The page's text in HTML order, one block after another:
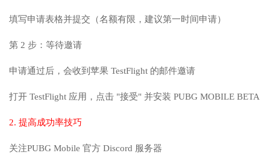
填写申请表格并提交（名额有限，建议第一时间申请）
第 2 步：等待邀请
申请通过后，会收到苹果 TestFlight 的邮件邀请
打开 TestFlight 应用，点击 "接受" 并安装 PUBG MOBILE BETA
2. 提高成功率技巧
关注PUBG Mobile 官方 Discord 服务器